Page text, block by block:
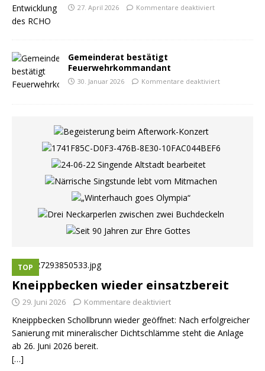
27. April 2026 Kommentare deaktiviert
Gemeinderat bestätigt
Feuerwehrkommandant
30. Januar 2026 Kommentare deaktiviert
TOP
Kneippbecken wieder einsatzbereit
29. Juni 2026 Kommentare deaktiviert
Kneippbecken Schollbrunn wieder geöffnet: Nach erfolgreicher
Sanierung mit mineralischer Dichtschlämme steht die Anlage
ab 26. Juni 2026 bereit.
[…]